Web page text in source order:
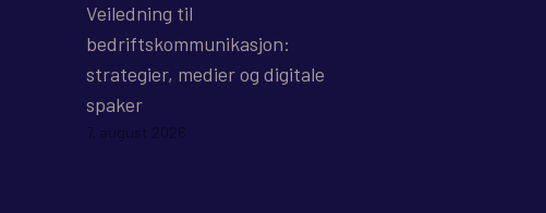
Veiledning til
bedriftskommunikasjon:
strategier, medier og digitale
spaker
7. august 2026